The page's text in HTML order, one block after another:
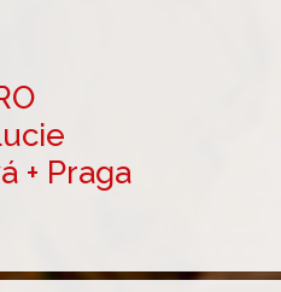
+ Praga